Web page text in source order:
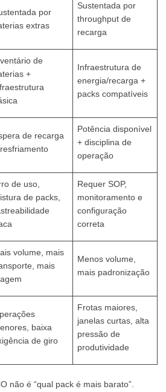
por
extras
Sustentada por
throughput de
recarga
de
+
Infraestrutura de
energia/recarga +
packs compatíveis
de recarga
Potência disponível
+ disciplina de
operação
de uso,
de packs,
Requer SOP,
monitoramento e
configuração
correta
volume, mais
mais
Menos volume,
mais padronização
baixa
de giro
Frotas maiores,
janelas curtas, alta
pressão de
produtividade
não é “qual pack é mais barato”.